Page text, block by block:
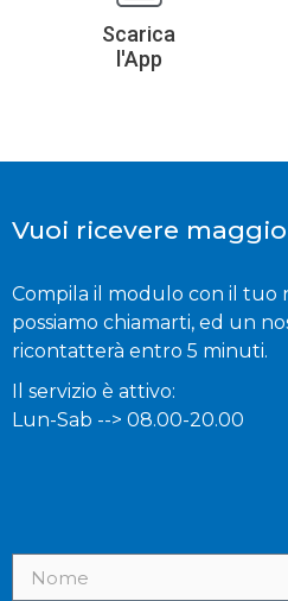
Scarica
l'App
Vuoi ricevere
Compila il modulo con il tuo
possiamo chiamarti, ed un
ricontatterà entro 5 minuti.
Il servizio è attivo:
Lun-Sab --> 08.00-20.00